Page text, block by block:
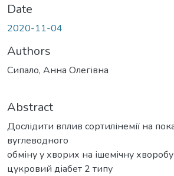
Date
2020-11-04
Authors
Сипало, Анна Олегівна
Abstract
Дослідити вплив сортилінемії на
вуглеводного
обміну у хворих на ішемічну
цукровий діабет 2 типу